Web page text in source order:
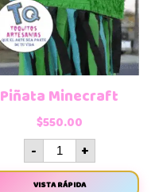
Piñata Minecraft
$550.00
- +
VISTA RÁPIDA